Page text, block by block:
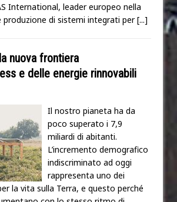
International, leader europeo nella
di sistemi integrati per[...]
nuova frontiera
e delle energie rinnovabili
Il nostro pianeta ha da
poco superato i 7,9
miliardi di abitanti.
L’incremento demografico
indiscriminato ad oggi
rappresenta uno dei
la vita sulla Terra, e questo perché